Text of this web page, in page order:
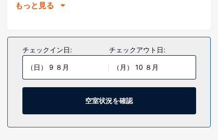
ス パークまで 1.5 km の場所にあります。
全 116 室ある冷房完備の客室には、大型冷蔵庫 / 冷凍庫、コ
ンロなどが備わった簡易キッチンがあり、ゆったりおくつろ
ぎいただけます。ピロートップのベッドが客室に備わってい
ます。WiFi / 有線インターネット アクセスを無料でご利用い
ただけるほか、32 インチのスマートテレビでケーブルの番組
をご覧いただけます。デスク、新聞 (無料)の他に、市内通話
(無料)付きの電話をご利用いただけます。
施設
屋内プール、24 時間営業のフィットネスセンターといったレ
もっと見る
チェックイン日:
（日） 9 ８月
チェックアウト日:
（月） 10 ８月
空室状況を確認